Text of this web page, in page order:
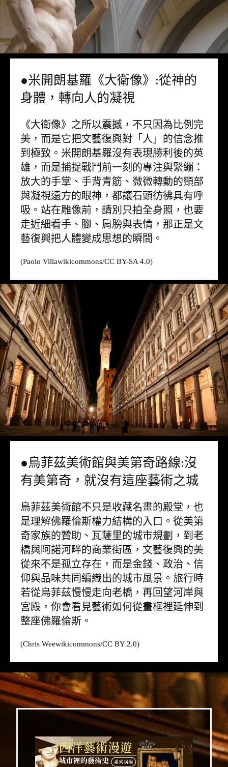
●米開朗基羅《大衛像》:從神的
身體，轉向人的凝視
《大衛像》之所以震撼，不只因為比例完
美，而是它把文藝復興對「人」的信念推
到極致。米開朗基羅沒有表現勝利後的英
雄，而是捕捉戰鬥前一刻的專注與緊繃：
放大的手掌、手背青筋、微微轉動的頸部
與凝視遠方的眼神，都讓石頭彷彿具有呼
吸。站在雕像前，請別只拍全身照，也要
走近細看手、腳、肩膀與表情，那正是文
藝復興把人體變成思想的瞬間。
(Paolo Villawikicommons/CC BY-SA 4.0)
●烏菲茲美術館與美第奇路線:沒
有美第奇，就沒有這座藝術之城
烏菲茲美術館不只是收藏名畫的殿堂，也
是理解佛羅倫斯權力結構的入口。從美第
奇家族的贊助、瓦薩里的城市規劃，到老
橋與阿諾河畔的商業街區，文藝復興的美
從來不是孤立存在，而是金錢、政治、信
仰與品味共同編織出的城市風景。旅行時
若從烏菲茲慢慢走向老橋，再回望河岸與
宮殿，你會看見藝術如何從畫框裡延伸到
整座佛羅倫斯。
(Chris Weewikicommons/CC BY 2.0)